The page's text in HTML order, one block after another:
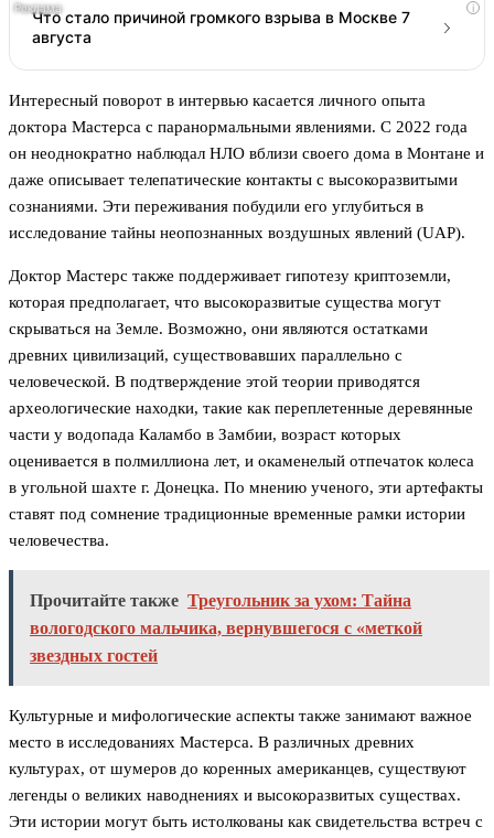
i
Что стало причиной громкого взрыва в Москве 7
августа
Интересный поворот в интервью касается личного опыта
доктора Мастерса с паранормальными явлениями. С 2022 года
он неоднократно наблюдал НЛО вблизи своего дома в Монтане и
даже описывает телепатические контакты с высокоразвитыми
сознаниями. Эти переживания побудили его углубиться в
исследование тайны неопознанных воздушных явлений (UAP).
Доктор Мастерс также поддерживает гипотезу криптоземли,
которая предполагает, что высокоразвитые существа могут
скрываться на Земле. Возможно, они являются остатками
древних цивилизаций, существовавших параллельно с
человеческой. В подтверждение этой теории приводятся
археологические находки, такие как переплетенные деревянные
части у водопада Каламбо в Замбии, возраст которых
оценивается в полмиллиона лет, и окаменелый отпечаток колеса
в угольной шахте г. Донецка. По мнению ученого, эти артефакты
ставят под сомнение традиционные временные рамки истории
человечества.
Прочитайте также Треугольник за ухом: Тайна
вологодского мальчика, вернувшегося с «меткой
звездных гостей
Культурные и мифологические аспекты также занимают важное
место в исследованиях Мастерса. В различных древних
культурах, от шумеров до коренных американцев, существуют
легенды о великих наводнениях и высокоразвитых существах.
Эти истории могут быть истолкованы как свидетельства встреч с